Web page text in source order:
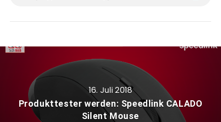
16. Juli 2018
Produkttester werden: Speedlink CALADO
Silent Mouse